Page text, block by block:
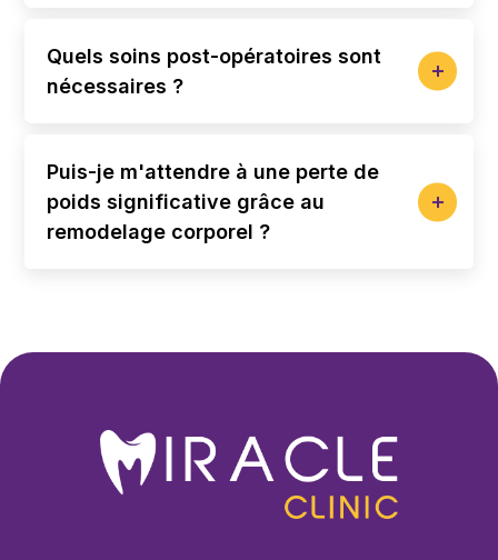
Quels soins post-opératoires sont
nécessaires ?
Puis-je m'attendre à une perte de
poids significative grâce au
remodelage corporel ?